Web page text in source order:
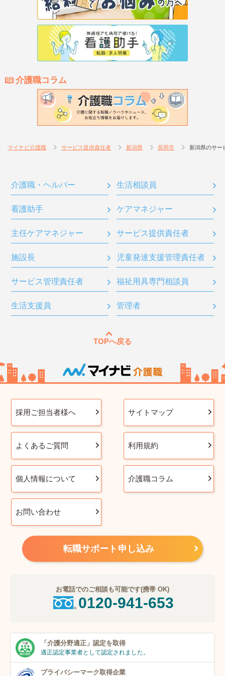
介護職コラム
マイナビ介護職 サービス提供責任者 新潟県 長岡市 新潟県のサー
介護職・ヘルパー 生活相談員
看護助手 ケアマネジャー
主任ケアマネジャー サービス提供責任者
施設長 児童発達支援管理責任者
サービス管理責任者 福祉用具専門相談員
生活支援員 管理者
TOPへ戻る
採用ご担当者様へ サイトマップ
よくあるご質問 利用規約
個人情報について 介護職コラム
お問い合わせ
転職サポート申し込み
お電話でのご相談も可能です(携帯 OK)
0120-941-653
「介護分野適正」 認定を取得
適正認定事業者として認定されました。
プライバシーマーク取得企業